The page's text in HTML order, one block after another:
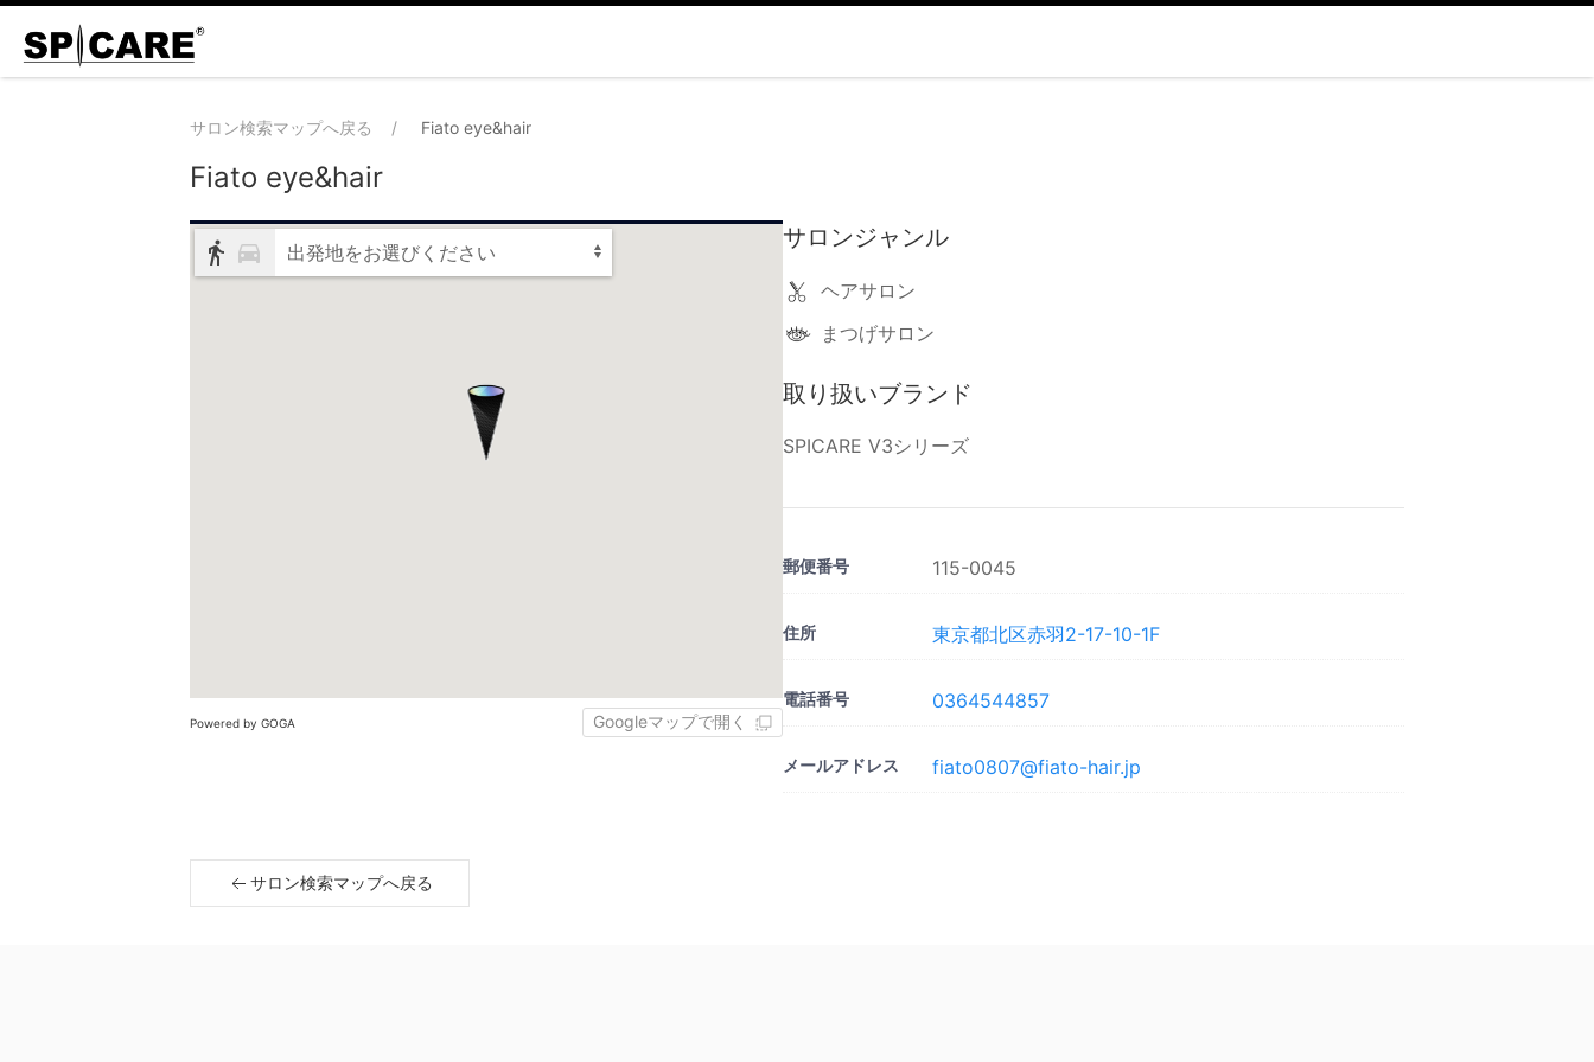
サロン検索マップへ戻る Fiato eye&hair
Fiato eye&hair
出発地をお選びください
Powered by GOGA Googleマップで開く
サロンジャンル
ヘアサロン
まつげサロン
取り扱いブランド
SPICARE V3シリーズ
郵便番号 115-0045
住所 東京都北区赤羽2-17-10-1F
電話番号 0364544857
メールアドレス fiato0807@fiato-hair.jp
サロン検索マップへ戻る